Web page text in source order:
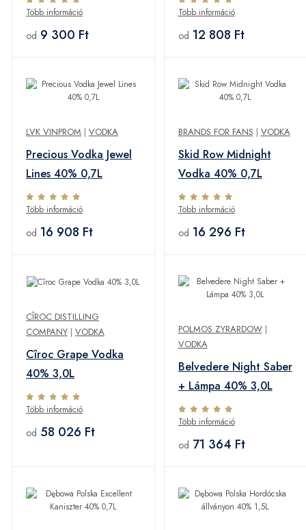
Több információ
od 9 300 Ft
Több információ
od 12 808 Ft
LVK VINPROM | VODKA
Precious Vodka Jewel
Lines 40% 0,7L
Több információ
od 16 908 Ft
BRANDS FOR FANS | VODKA
Skid Row Midnight
Vodka 40% 0,7L
Több információ
od 16 296 Ft
CÎROC DISTILLING
COMPANY | VODKA
Cîroc Grape Vodka
40% 3,0L
Több információ
od 58 026 Ft
POLMOS ZYRARDOW|
VODKA
Belvedere Night Saber
+ Lámpa 40% 3,0L
Több információ
od 71 364 Ft